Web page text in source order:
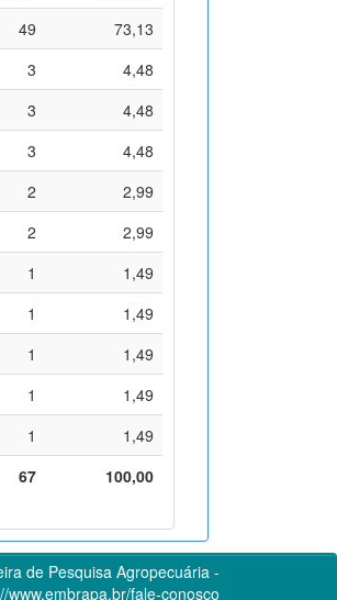
49
73,13
3
4,48
3
4,48
3
4,48
2
2,99
2
2,99
1
1,49
1
1,49
1
1,49
1
1,49
1
1,49
67
100,00
de Pesquisa Agropecuária -
www.embrapa.br/fale-conosco